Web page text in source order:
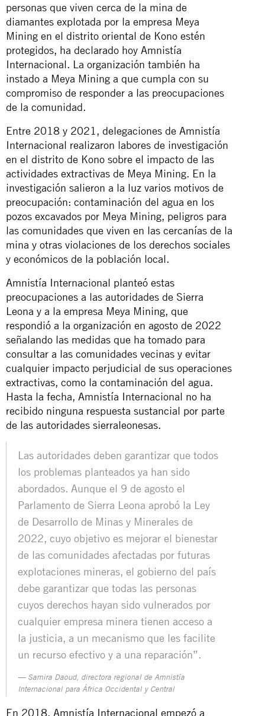
personas que viven cerca de la mina de
diamantes explotada por la empresa Meya
Mining en el distrito oriental de Kono estén
protegidos, ha declarado hoy Amnistía
Internacional. La organización también ha
instado a Meya Mining a que cumpla con su
compromiso de responder a las preocupaciones
de la comunidad.
Entre 2018 y 2021, delegaciones de Amnistía
Internacional realizaron labores de investigación
en el distrito de Kono sobre el impacto de las
actividades extractivas de Meya Mining. En la
investigación salieron a la luz varios motivos de
preocupación: contaminación del agua en los
pozos excavados por Meya Mining, peligros para
las comunidades que viven en las cercanías de la
mina y otras violaciones de los derechos sociales
y económicos de la población local.
Amnistía Internacional planteó estas
preocupaciones a las autoridades de Sierra
Leona y a la empresa Meya Mining, que
respondió a la organización en agosto de 2022
señalando las medidas que ha tomado para
consultar a las comunidades vecinas y evitar
cualquier impacto perjudicial de sus operaciones
extractivas, como la contaminación del agua.
Hasta la fecha, Amnistía Internacional no ha
recibido ninguna respuesta sustancial por parte
de las autoridades sierraleonesas.
Las autoridades deben garantizar que todos
los problemas planteados ya han sido
abordados. Aunque el 9 de agosto el
Parlamento de Sierra Leona aprobó la Ley
de Desarrollo de Minas y Minerales de
2022, cuyo objetivo es mejorar el bienestar
de las comunidades afectadas por futuras
explotaciones mineras, el gobierno del país
debe garantizar que todas las personas
cuyos derechos hayan sido vulnerados por
cualquier empresa minera tienen acceso a
la justicia, a un mecanismo que les facilite
un recurso efectivo y a una reparación”.
Samira Daoud, directora regional de Amnistía
Internacional para África Occidental y Central
En 2018, Amnistía Internacional empezó a